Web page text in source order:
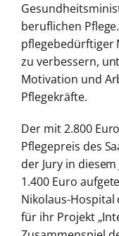
beruflichen
pflegebedürftiger
zu verbessern,
Motivation und
Pflegekräfte.
Der mit 2.800
Pflegepreis des
der Jury in
1.400 Euro
Nikolaus-Hospital
für ihr Projekt